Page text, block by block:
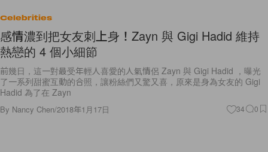
Celebrities
感情濃到把女友刺上身！Zayn 與 Gigi Hadid 維持
熱戀的 4 個小細節
前幾日，這一對最受年輕人喜愛的人氣情侶 Zayn 與 Gigi Hadid ，曝光
了一系列甜蜜互動的合照，讓粉絲們又驚又喜，原來是身為女友的 Gigi
Hadid 為了在 Zayn
By Nancy Chen/2018年1月17日 34 0